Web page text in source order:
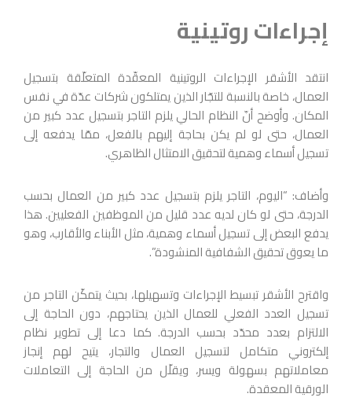
إجراءات روتينية
انتقد الأشقر الإجراءات الروتينية المعقّدة المتعلّقة بتسجيل
العمال، خاصة بالنسبة للتجّار الذين يمتلكون شركات عدّة في نفس
المكان. وأوضح أنّ النظام الحالي يلزم التاجر بتسجيل عدد كبير من
العمال، حتى لو لم يكن بحاجة إليهم بالفعل، ممّا يدفعه إلى
تسجيل أسماء وهمية لتحقيق الامتثال الظاهري.
وأضاف: “اليوم، التاجر يلزم بتسجيل عدد كبير من العمال بحسب
الدرجة، حتى لو كان لديه عدد قليل من الموظفين الفعليين. هذا
يدفع البعض إلى تسجيل أسماء وهمية، مثل الأبناء والأقارب، وهو
ما يعوق تحقيق الشفافية المنشودة”.
واقترح الأشقر تبسيط الإجراءات وتسهيلها، بحيث يتمكّن التاجر من
تسجيل العدد الفعلي للعمال الذين يحتاجهم، دون الحاجة إلى
الالتزام بعدد محدّد بحسب الدرجة. كما دعا إلى تطوير نظام
إلكتروني متكامل لتسجيل العمال والتجار، يتيح لهم إنجاز
معاملاتهم بسهولة ويسر، ويقلّل من الحاجة إلى التعاملات
الورقية المعقدة.